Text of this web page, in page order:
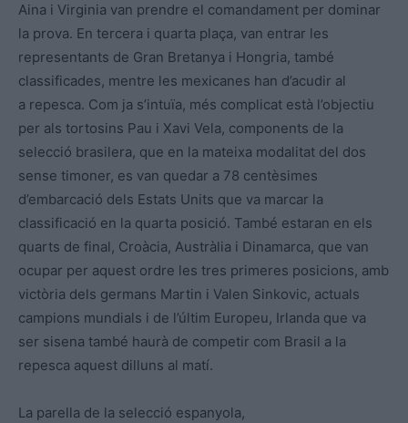
Aina i Virginia van prendre el comandament per dominar
la prova. En tercera i quarta plaça, van entrar les
representants de Gran Bretanya i Hongria, també
classificades, mentre les mexicanes han d’acudir al
a repesca. Com ja s’intuïa, més complicat està l’objectiu
per als tortosins Pau i Xavi Vela, components de la
selecció brasilera, que en la mateixa modalitat del dos
sense timoner, es van quedar a 78 centèsimes
d’embarcació dels Estats Units que va marcar la
classificació en la quarta posició. També estaran en els
quarts de final, Croàcia, Austràlia i Dinamarca, que van
ocupar per aquest ordre les tres primeres posicions, amb
victòria dels germans Martin i Valen Sinkovic, actuals
campions mundials i de l’últim Europeu, Irlanda que va
ser sisena també haurà de competir com Brasil a la
repesca aquest dilluns al matí.
La parella de la selecció espanyola,